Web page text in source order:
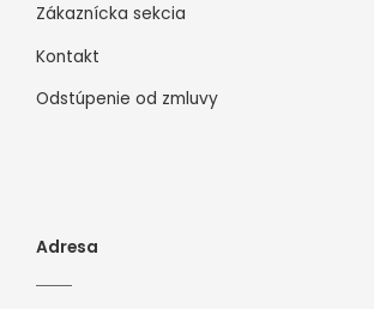
Zákaznícka sekcia
Kontakt
Odstúpenie od zmluvy
Adresa